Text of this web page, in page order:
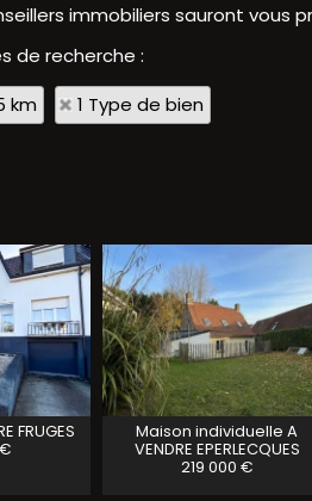
immobiliers sauront vous
de recherche :
km
1 Type de bien
FRUGES Maison individuelle A
VENDRE EPERLECQUES
219 000 €